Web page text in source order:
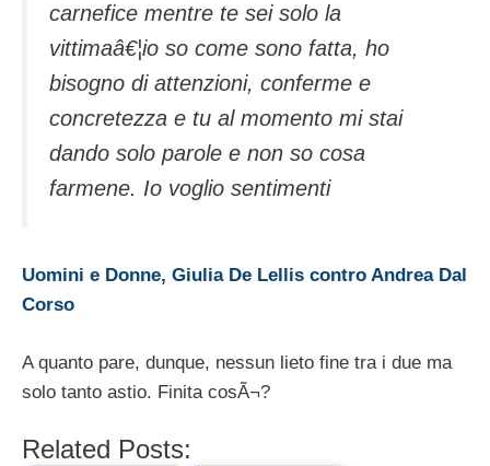
carnefice mentre te sei solo la
vittimaâ€¦io so come sono fatta, ho
bisogno di attenzioni, conferme e
concretezza e tu al momento mi stai
dando solo parole e non so cosa
farmene. Io voglio sentimenti
Uomini e Donne, Giulia De Lellis contro Andrea Dal
Corso
A quanto pare, dunque, nessun lieto fine tra i due ma
solo tanto astio. Finita cosÃ¬?
Related Posts: